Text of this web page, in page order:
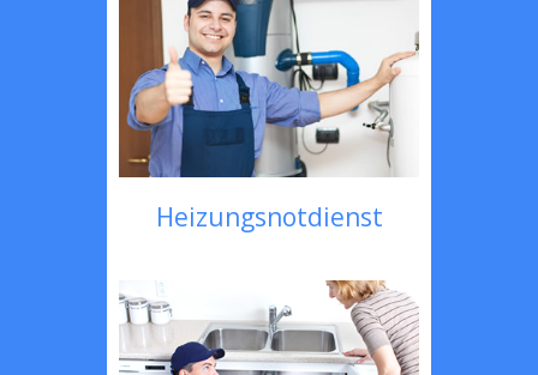
Heizungsnotdienst